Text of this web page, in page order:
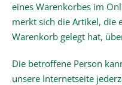
eines Warenkorbes im
merkt sich die Artikel, die
Warenkorb gelegt hat,
Die betroffene Person
unsere Internetseite